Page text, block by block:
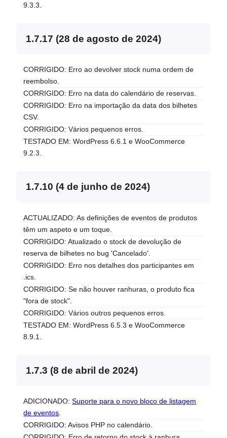
9.3.3.
1.7.17 (28 de agosto de 2024)
CORRIGIDO: Erro ao devolver stock numa ordem de
reembolso.
CORRIGIDO: Erro na data do calendário de reservas.
CORRIGIDO: Erro na importação da data dos bilhetes
CSV.
CORRIGIDO: Vários pequenos erros.
TESTADO EM: WordPress 6.6.1 e WooCommerce
9.2.3.
1.7.10 (4 de junho de 2024)
ACTUALIZADO: As definições de eventos de produtos
têm um aspeto e um toque.
CORRIGIDO: Atualizado o stock de devolução de
reserva de bilhetes no bug 'Cancelado'.
CORRIGIDO: Erro nos detalhes dos participantes em
.ics.
CORRIGIDO: Se não houver ranhuras, o produto fica
"fora de stock".
CORRIGIDO: Vários outros pequenos erros.
TESTADO EM: WordPress 6.5.3 e WooCommerce
8.9.1.
1.7.3 (8 de abril de 2024)
ADICIONADO:Suporte para o novo bloco de listagem
de eventos.
CORRIGIDO: Avisos PHP no calendário.